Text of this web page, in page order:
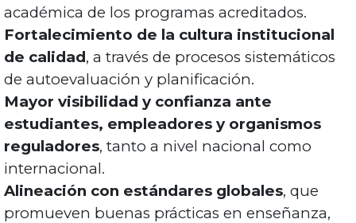
académica de los programas acreditados.
Fortalecimiento de la cultura institucional
de calidad, a través de procesos sistemáticos
de autoevaluación y planificación.
Mayor visibilidad y confianza ante
estudiantes, empleadores y organismos
reguladores, tanto a nivel nacional como
internacional.
Alineación con estándares globales, que
promueven buenas prácticas en enseñanza,